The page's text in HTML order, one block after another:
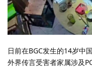
日前在BGC发生的14岁中
外界传言受害者家属涉及